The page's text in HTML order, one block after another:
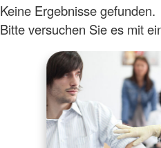
Keine Ergebnisse gefunden.
Bitte versuchen Sie es mit